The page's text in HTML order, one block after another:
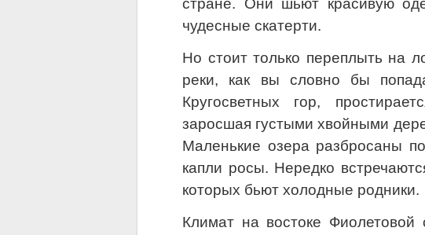
чудесные скатерти.
Но стоит только переплыть на
реки, как вы словно бы
Кругосветных гор,
заросшая густыми хвойными
Маленькие озера разбросаны
капли росы. Нередко
которых бьют холодные родники.
Климат на востоке